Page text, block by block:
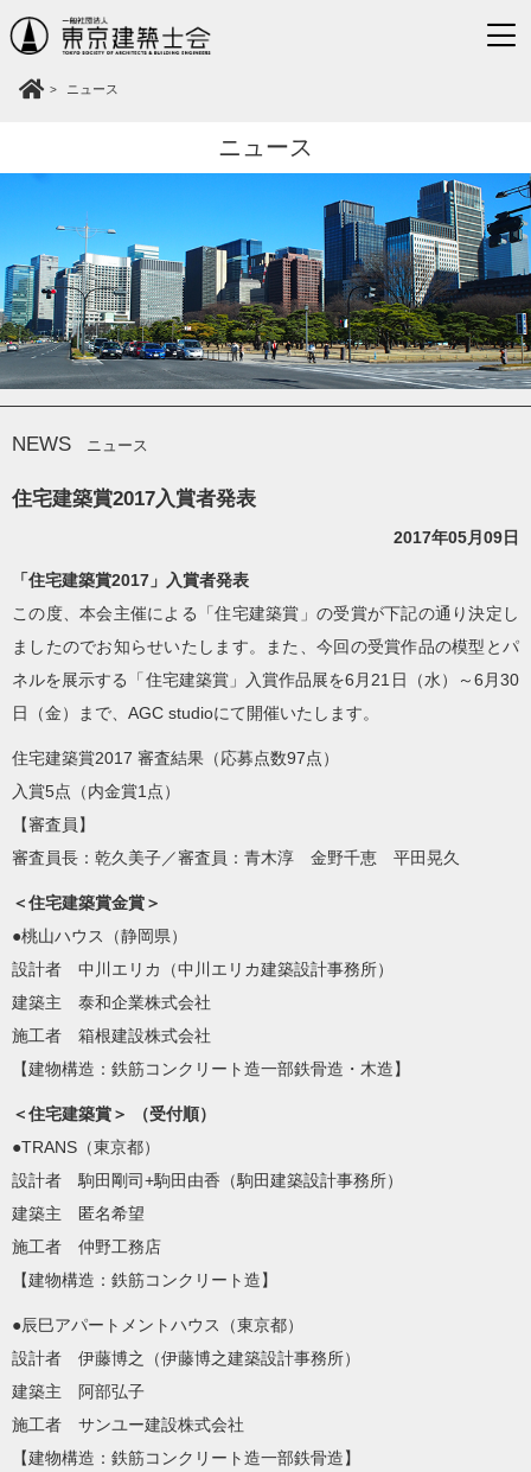
ニュース
ニュース
NEWS ニュース
住宅建築賞2017入賞者発表
2017年05月09日
「住宅建築賞2017」入賞者発表
この度、本会主催による「住宅建築賞」の受賞が下記の通り決定し
ましたのでお知らせいたします。また、今回の受賞作品の模型とパ
ネルを展示する「住宅建築賞」入賞作品展を6月21日（水）～6月30
日（金）まで、AGC studioにて開催いたします。
住宅建築賞2017 審査結果（応募点数97点）
入賞5点（内金賞1点）
【審査員】
審査員長：乾久美子／審査員：青木淳 金野千恵 平田晃久
＜住宅建築賞金賞＞
●桃山ハウス（静岡県）
設計者 中川エリカ（中川エリカ建築設計事務所）
建築主 泰和企業株式会社
施工者 箱根建設株式会社
【建物構造：鉄筋コンクリート造一部鉄骨造・木造】
＜住宅建築賞＞ （受付順）
●TRANS（東京都）
設計者 駒田剛司+駒田由香（駒田建築設計事務所）
建築主 匿名希望
施工者 仲野工務店
【建物構造：鉄筋コンクリート造】
●辰巳アパートメントハウス（東京都）
設計者 伊藤博之（伊藤博之建築設計事務所）
建築主 阿部弘子
施工者 サンユー建設株式会社
【建物構造：鉄筋コンクリート造一部鉄骨造】